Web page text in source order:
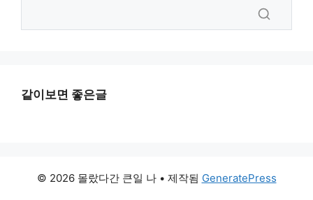
같이보면 좋은글
© 2026 몰랐다간 큰일 나• 제작됨 GeneratePress